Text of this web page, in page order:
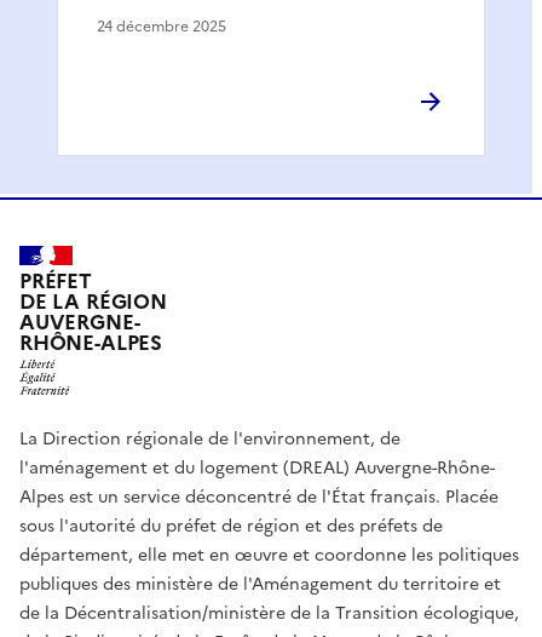
24 décembre 2025
PRÉFET
DE LA RÉGION
AUVERGNE-
RHÔNE-ALPES
La Direction régionale de l'environnement, de
l'aménagement et du logement (DREAL) Auvergne-Rhône-
Alpes est un service déconcentré de l'État français. Placée
sous l'autorité du préfet de région et des préfets de
département, elle met en œuvre et coordonne les politiques
publiques des ministère de l'Aménagement du territoire et
de la Décentralisation/ministère de la Transition écologique,